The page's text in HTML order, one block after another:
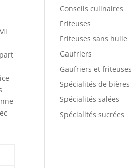
Conseils culinaires
Friteuses
Friteuses sans huile
Gaufriers
Gaufriers et friteuses
Spécialités de bières
Spécialités salées
Spécialités sucrées